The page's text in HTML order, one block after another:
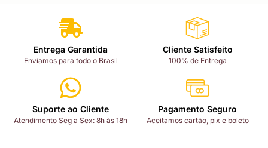
Entrega Garantida
Enviamos para todo o Brasil
Cliente Satisfeito
100% de Entrega
Suporte ao Cliente
Atendimento Seg a Sex: 8h às 18h
Pagamento Seguro
Aceitamos cartão, pix e boleto